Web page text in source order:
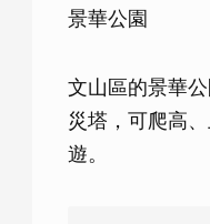
景華公園
文山區的景華
災塔，可爬高
遊。